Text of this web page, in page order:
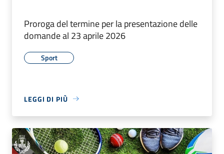
Proroga del termine per la presentazione delle
domande al 23 aprile 2026
Sport
LEGGI DI PIÙ